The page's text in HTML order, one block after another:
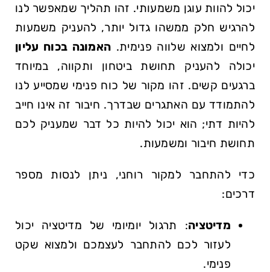
יכול להוות עוגן משמעותי. זהו תהליך שמאפשר לנו
להרגיש חלק⁤ ממשהו גדול⁣ יותר, להעניק ⁢משמעות
לחיים ולמצוא שלווה פנימית. האמונה בכוח עליון
יכולה להעניק ​תחושת ביטחון⁣ ותקווה, במיוחד
ברגעים קשים. זהו מקור​ של כוח פנימי שמסייע לנו
להתמודד עם‍ האתגרים​ שבדרך. חיבור⁣ זה אינו חייב⁢
להיות דתי; הוא יכול להיות כל דבר‍ שמעניק לכם
תחושת חיבור ומשמעות.
כדי להתחבר למקור רוחני, ⁢ניתן לנסות מספר
דרכים:
מדיטציה:⁢ תרגול ⁣יומיומי של מדיטציה‍ יכול
לעזור לכם להתחבר לעצמכם ‌ולמצוא שקט
פנימי.